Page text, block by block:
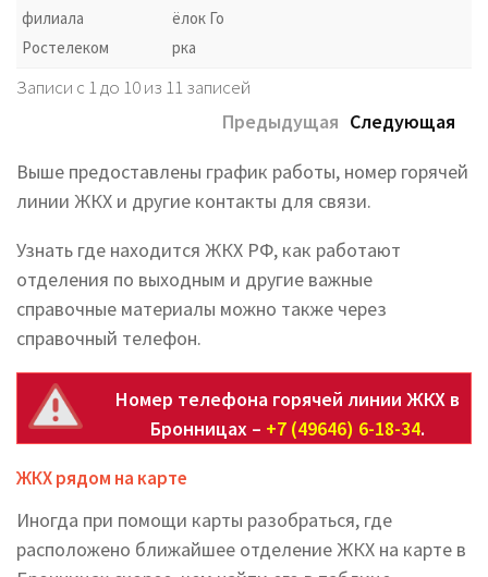
филиала
Ростелеком
ёлок Го
рка
Записи с 1 до 10 из 11 записей
Предыдущая Следующая
Выше предоставлены график работы, номер горячей
линии ЖКХ и другие контакты для связи.
Узнать где находится ЖКХ РФ, как работают
отделения по выходным и другие важные
справочные материалы можно также через
справочный телефон.
Номер телефона горячей линии ЖКХ в
Бронницах – +7 (49646) 6-18-34.
ЖКХ рядом на карте
Иногда при помощи карты разобраться, где
расположено ближайшее отделение ЖКХ на карте в